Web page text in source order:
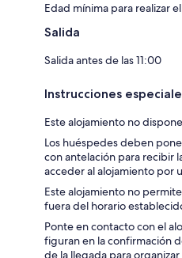
Edad mínima para realizar
Salida
Salida antes de las 11:00
Instrucciones
Este alojamiento no
Los huéspedes deben
con antelación para recibir
acceder al alojamiento por
Este alojamiento no
fuera del horario
Ponte en contacto con el
figuran en la confirmación
de la llegada para